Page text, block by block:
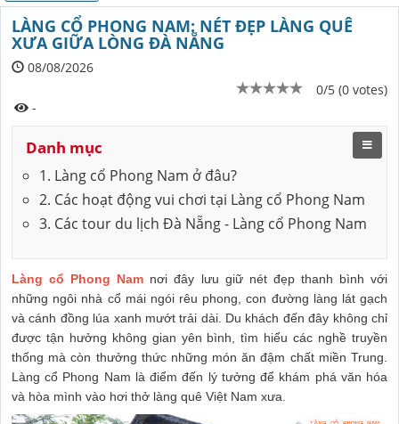
LÀNG CỔ PHONG NAM: NÉT ĐẸP LÀNG QUÊ
XƯA GIỮA LÒNG ĐÀ NẴNG
08/08/2026
0/5 (0 votes)
-
Danh mục
1. Làng cổ Phong Nam ở đâu?
2. Các hoạt động vui chơi tại Làng cổ Phong Nam
3. Các tour du lịch Đà Nẵng - Làng cổ Phong Nam
Làng cổ Phong Nam nơi đây lưu giữ nét đẹp thanh bình với
những ngôi nhà cổ mái ngói rêu phong, con đường làng lát gạch
và cánh đồng lúa xanh mướt trải dài. Du khách đến đây không chỉ
được tận hưởng không gian yên bình, tìm hiểu các nghề truyền
thống mà còn thưởng thức những món ăn đậm chất miền Trung.
Làng cổ Phong Nam là điểm đến lý tưởng để khám phá văn hóa
và hòa mình vào hơi thở làng quê Việt Nam xưa.